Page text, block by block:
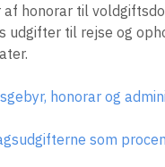
honorar til
til rejse og
honorar og
som